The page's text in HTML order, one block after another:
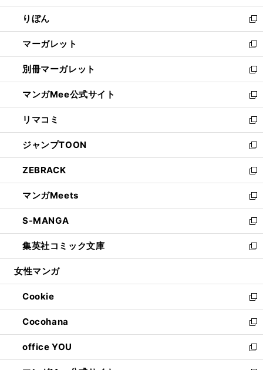
開
く
ウ
で
開
く
ン
ド
ウ
で
開
く
ウ
ィ
ン
ド
ウ
で
開
く
りぼん
新
し
い
ウ
ィ
ン
ド
ウ
で
開
く
マーガレット
新
し
い
ウ
ィ
ン
ド
ウ
で
開
く
別冊マーガレット
新
し
い
ウ
ィ
ン
ド
ウ
で
開
く
マンガMee公式サイト
新
し
い
ウ
ィ
ン
ド
ウ
で
開
く
リマコミ
新
し
い
ウ
ィ
ン
ド
ウ
で
開
く
ジャンプTOON
新
し
い
ウ
ィ
ン
ド
ウ
で
開
ZEBRACK
新
し
い
ウ
ィ
ン
ド
ウ
開
く
マンガMeets
新
し
い
ウ
ィ
ン
ウ
で
開
く
S-MANGA
新
し
い
ウ
ン
ド
ウ
で
開
く
集英社コミック文庫
新
し
ウ
ィ
ン
ド
ウ
で
開
女性マンガ
Cookie
新
し
い
ウ
ィ
ン
Cocohana
新
し
い
ウ
office YOU
新
し